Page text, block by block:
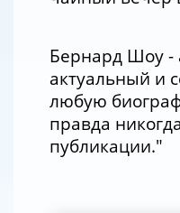
Бернард Шоу -
актуальный и
любую
правда
публикации."